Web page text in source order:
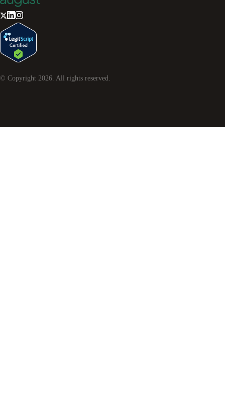
© Copyright 2026. All rights reserved.